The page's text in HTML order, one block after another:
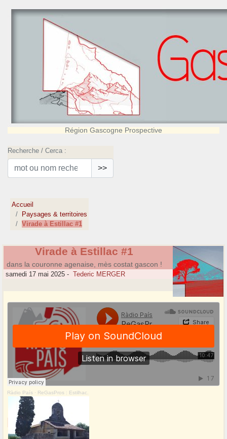
Région Gascogne Prospective
Recherche / Cerca :
>>
Accueil
Paysages & territoires
Virade à Estillac #1
Virade à Estillac #1
dans la couronne agenaise, mès costat gascon !
samedi 17 mai 2025 - Tederic MERGER
Ràdio País · ReGasPros : Estilhac.